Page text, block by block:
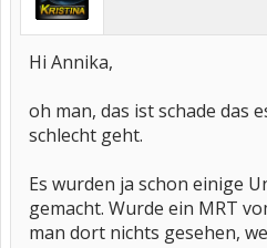
Hi Annika,
oh man, das ist schade das
schlecht geht.
Es wurden ja schon einige
gemacht. Wurde ein MRT
man dort nichts gesehen,